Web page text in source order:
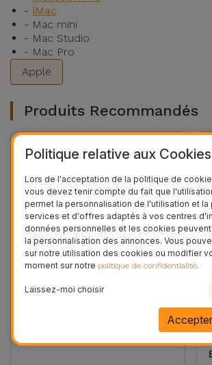
- iMac
- Mac mini
- Mac Studio
- Mac Pro
Apple
Produits Recommandés
36 MOIS
Samsung Galaxy A17
Politique relative aux Cookies
Lors de l'acceptation de la politique de
vous devez tenir compte du fait que
permet la personnalisation de l'utilisation et la
services et d'offres adaptés à vos centres
données personnelles et les cookies
la personnalisation des annonces. Vous
sur notre utilisation des cookies ou modifier
moment sur notre politique de confidentialité.
Laissez-moi choisir
Accepter